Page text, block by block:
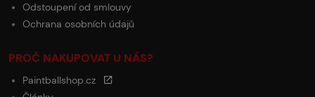
Odstoupení od smlouvy
Ochrana osobních údajů
PROČ NAKUPOVAT U NÁS?
Paintballshop.cz